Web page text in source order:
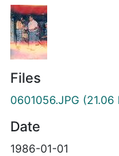
Files
0601056.JPG (21.06
Date
1986-01-01